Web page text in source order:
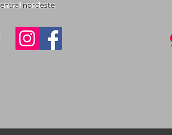
nordeste